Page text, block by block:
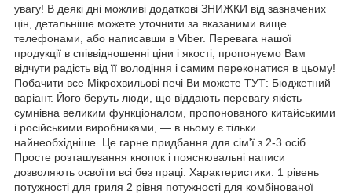
увагу! В деякі дні можливі додаткові ЗНИЖКИ від зазначених
цін, детальніше можете уточнити за вказаними вище
телефонами, або написавши в Viber. Перевага нашої
продукції в співвідношенні ціни і якості, пропонуємо Вам
відчути радість від її володіння і самим переконатися в цьому!
Побачити все Мікрохвильові печі Ви можете ТУТ: Бюджетний
варіант. Його беруть люди, що віддають перевагу якість
сумнівна великим функціоналом, пропонованого китайськими
і російськими виробниками, — в ньому є тільки
найнеобхідніше. Це гарне придбання для сім'ї з 2-3 осіб.
Просте розташування кнопок і пояснювальні написи
дозволяють освоїти всі без праці. Характеристики: 1 рівень
потужності для гриля 2 рівня потужності для комбінованої